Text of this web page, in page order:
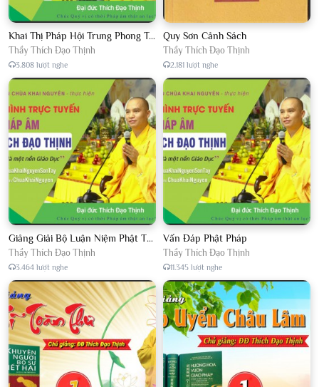
Khai Thị Pháp Hội Trung Phong Tam Thời Hệ Niệm
Thầy Thích Đạo Thịnh
3.808 lượt nghe
Quy Sơn Cảnh Sách
Thầy Thích Đạo Thịnh
2.181 lượt nghe
Giảng Giải Bộ Luận Niệm Phật Thập Yếu Năm 2018
Thầy Thích Đạo Thịnh
3.464 lượt nghe
Vấn Đáp Phật Pháp
Thầy Thích Đạo Thịnh
11.345 lượt nghe